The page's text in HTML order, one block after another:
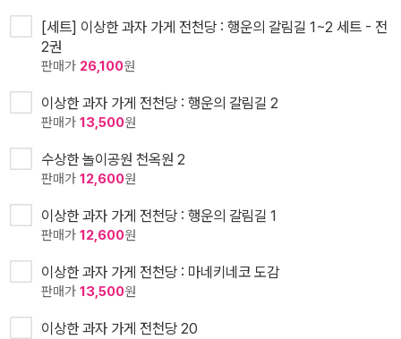
[세트] 이상한 과자 가게 전천당 : 행운의 갈림길 1~2 세트 - 전
2권
판매가 26,100원
이상한 과자 가게 전천당 : 행운의 갈림길 2
판매가 13,500원
수상한 놀이공원 천옥원 2
판매가 12,600원
이상한 과자 가게 전천당 : 행운의 갈림길 1
판매가 12,600원
이상한 과자 가게 전천당 : 마네키네코 도감
판매가 13,500원
이상한 과자 가게 전천당 20